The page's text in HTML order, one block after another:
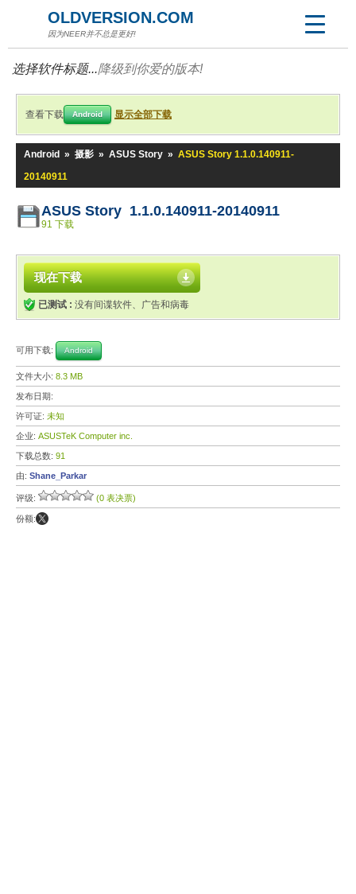
OLDVERSION.COM
因为NEER并不总是更好!
选择软件标题...降级到你爱的版本!
查看下载 Android 显示全部下载
Android » 摄影 » ASUS Story » ASUS Story 1.1.0.140911-
20140911
ASUS Story 1.1.0.140911-20140911
91 下载
现在下载
已测试 : 没有间谍软件、广告和病毒
可用下载: Android
文件大小: 8.3 MB
发布日期:
许可证: 未知
企业: ASUSTeK Computer inc.
下载总数: 91
由: Shane_Parkar
评级: (0 表决票)
份额: